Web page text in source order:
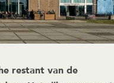
restant van de